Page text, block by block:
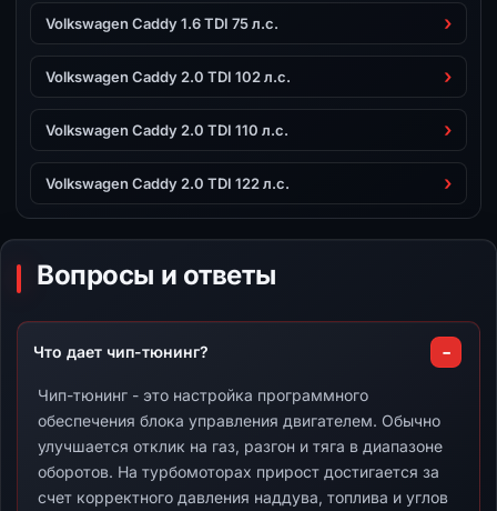
Volkswagen Caddy 1.6 TDI 75 л.с.
Volkswagen Caddy 2.0 TDI 102 л.с.
Volkswagen Caddy 2.0 TDI 110 л.с.
Volkswagen Caddy 2.0 TDI 122 л.с.
Вопросы и ответы
Что дает чип-тюнинг?
Чип-тюнинг - это настройка программного
обеспечения блока управления двигателем. Обычно
улучшается отклик на газ, разгон и тяга в диапазоне
оборотов. На турбомоторах прирост достигается за
счет корректного давления наддува, топлива и углов